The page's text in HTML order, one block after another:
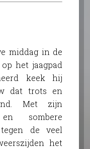
middag in de
het jaagpad
keek hij
dat trots en
Met zijn
sombere
de veel
het